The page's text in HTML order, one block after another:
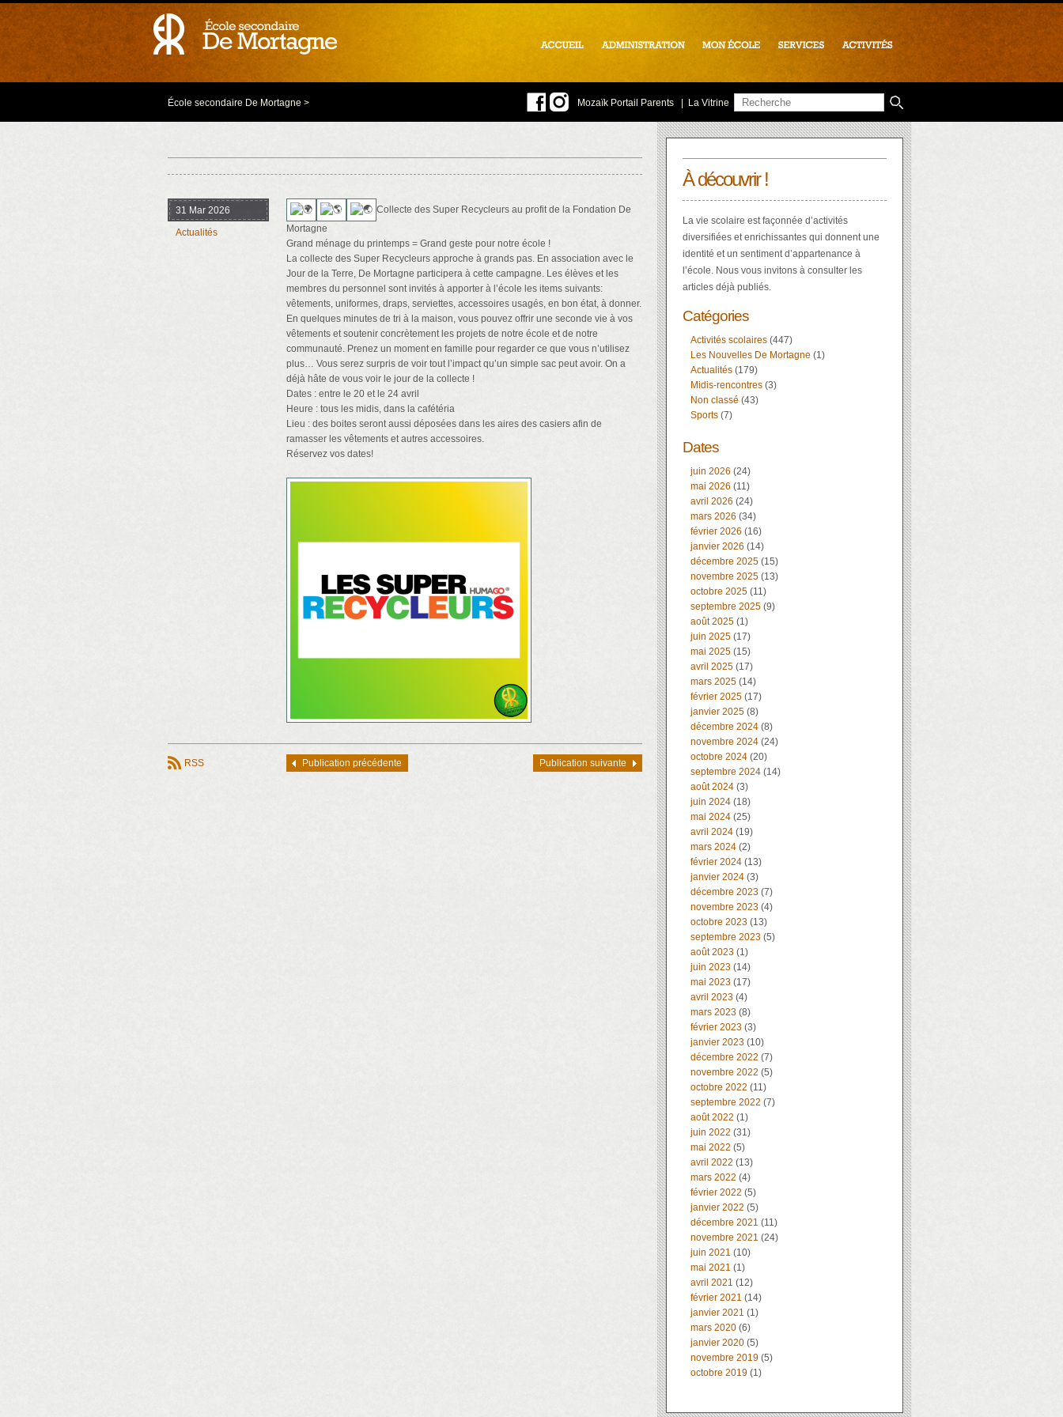
École secondaire De Mortagne > Mozaïk Portail Parents La Vitrine
31 Mar 2026
Actualités
Collecte des Super Recycleurs au profit de la Fondation De
Mortagne
Grand ménage du printemps = Grand geste pour notre école !
La collecte des Super Recycleurs approche à grands pas. En association avec le
Jour de la Terre, De Mortagne participera à cette campagne. Les élèves et les
membres du personnel sont invités à apporter à l’école les items suivants:
vêtements, uniformes, draps, serviettes, accessoires usagés, en bon état, à donner.
En quelques minutes de tri à la maison, vous pouvez offrir une seconde vie à vos
vêtements et soutenir concrètement les projets de notre école et de notre
communauté. Prenez un moment en famille pour regarder ce que vous n’utilisez
plus… Vous serez surpris de voir tout l’impact qu’un simple sac peut avoir. On a
déjà hâte de vous voir le jour de la collecte !
Dates : entre le 20 et le 24 avril
Heure : tous les midis, dans la cafétéria
Lieu : des boites seront aussi déposées dans les aires des casiers afin de
ramasser les vêtements et autres accessoires.
Réservez vos dates!
RSS Publication précédente Publication suivante
À découvrir !
La vie scolaire est façonnée d’activités
diversifiées et enrichissantes qui donnent une
identité et un sentiment d’appartenance à
l’école. Nous vous invitons à consulter les
articles déjà publiés.
Catégories
Activités scolaires (447)
Les Nouvelles De Mortagne (1)
Actualités (179)
Midis-rencontres (3)
Non classé (43)
Sports (7)
Dates
juin 2026 (24)
mai 2026 (11)
avril 2026 (24)
mars 2026 (34)
février 2026 (16)
janvier 2026 (14)
décembre 2025 (15)
novembre 2025 (13)
octobre 2025 (11)
septembre 2025 (9)
août 2025 (1)
juin 2025 (17)
mai 2025 (15)
avril 2025 (17)
mars 2025 (14)
février 2025 (17)
janvier 2025 (8)
décembre 2024 (8)
novembre 2024 (24)
octobre 2024 (20)
septembre 2024 (14)
août 2024 (3)
juin 2024 (18)
mai 2024 (25)
avril 2024 (19)
mars 2024 (2)
février 2024 (13)
janvier 2024 (3)
décembre 2023 (7)
novembre 2023 (4)
octobre 2023 (13)
septembre 2023 (5)
août 2023 (1)
juin 2023 (14)
mai 2023 (17)
avril 2023 (4)
mars 2023 (8)
février 2023 (3)
janvier 2023 (10)
décembre 2022 (7)
novembre 2022 (5)
octobre 2022 (11)
septembre 2022 (7)
août 2022 (1)
juin 2022 (31)
mai 2022 (5)
avril 2022 (13)
mars 2022 (4)
février 2022 (5)
janvier 2022 (5)
décembre 2021 (11)
novembre 2021 (24)
juin 2021 (10)
mai 2021 (1)
avril 2021 (12)
février 2021 (14)
janvier 2021 (1)
mars 2020 (6)
janvier 2020 (5)
novembre 2019 (5)
octobre 2019 (1)